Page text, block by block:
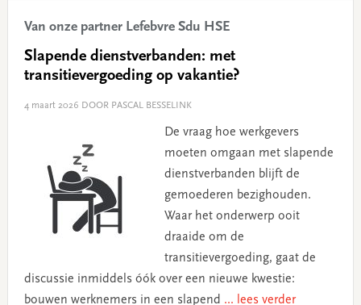
Van onze partner Lefebvre Sdu HSE
Slapende dienstverbanden: met
transitievergoeding op vakantie?
4 maart 2026 DOOR PASCAL BESSELINK
De vraag hoe werkgevers
moeten omgaan met slapende
dienstverbanden blijft de
gemoederen bezighouden.
Waar het onderwerp ooit
draaide om de
transitievergoeding, gaat de
discussie inmiddels óók over een nieuwe kwestie:
bouwen werknemers in een slapend ... lees verder